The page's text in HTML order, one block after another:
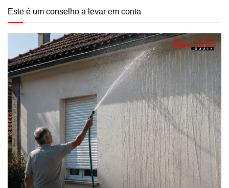
Este é um conselho a levar em conta